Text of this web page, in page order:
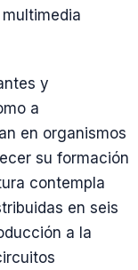
y
a
en organismos
su formación
contempla
en seis
a la